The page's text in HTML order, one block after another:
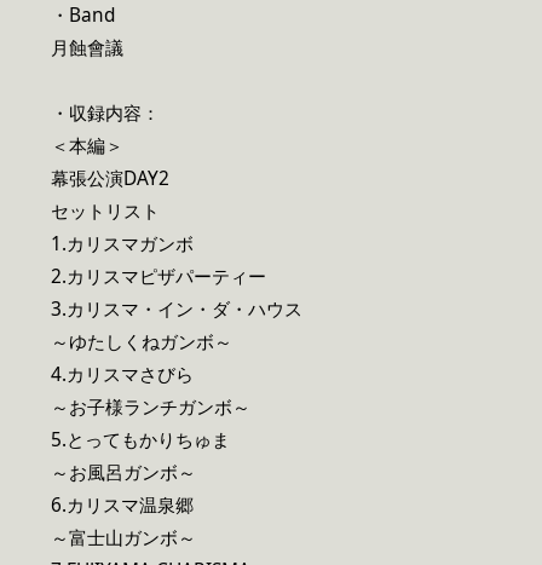
・Band
月蝕會議
・収録内容：
＜本編＞
幕張公演DAY2
セットリスト
1.カリスマガンボ
2.カリスマピザパーティー
3.カリスマ・イン・ダ・ハウス
～ゆたしくねガンボ～
4.カリスマさびら
～お子様ランチガンボ～
5.とってもかりちゅま
～お風呂ガンボ～
6.カリスマ温泉郷
～富士山ガンボ～